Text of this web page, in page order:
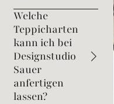
Welche
Teppicharten
kann ich bei
Designstudio
Sauer
anfertigen
lassen?